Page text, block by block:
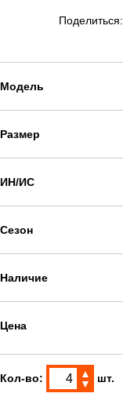
Поделиться:
Модель
Размер
ИН/ИС
Сезон
Наличие
Цена
Кол-во:
▲
▼
шт.